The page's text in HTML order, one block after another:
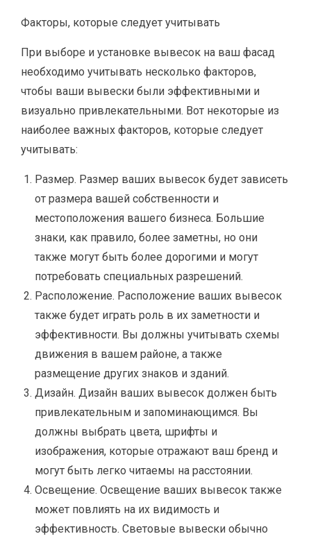
Факторы, которые следует учитывать
При выборе и установке вывесок на ваш фасад
необходимо учитывать несколько факторов,
чтобы ваши вывески были эффективными и
визуально привлекательными. Вот некоторые из
наиболее важных факторов, которые следует
учитывать:
Размер. Размер ваших вывесок будет зависеть
от размера вашей собственности и
местоположения вашего бизнеса. Большие
знаки, как правило, более заметны, но они
также могут быть более дорогими и могут
потребовать специальных разрешений.
Расположение. Расположение ваших вывесок
также будет играть роль в их заметности и
эффективности. Вы должны учитывать схемы
движения в вашем районе, а также
размещение других знаков и зданий.
Дизайн. Дизайн ваших вывесок должен быть
привлекательным и запоминающимся. Вы
должны выбрать цвета, шрифты и
изображения, которые отражают ваш бренд и
могут быть легко читаемы на расстоянии.
Освещение. Освещение ваших вывесок также
может повлиять на их видимость и
эффективность. Световые вывески обычно